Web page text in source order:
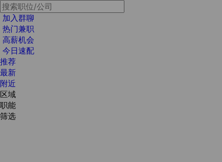
加入群聊
热门兼职
高薪机会
今日速配
推荐
最新
附近
区域
职能
筛选